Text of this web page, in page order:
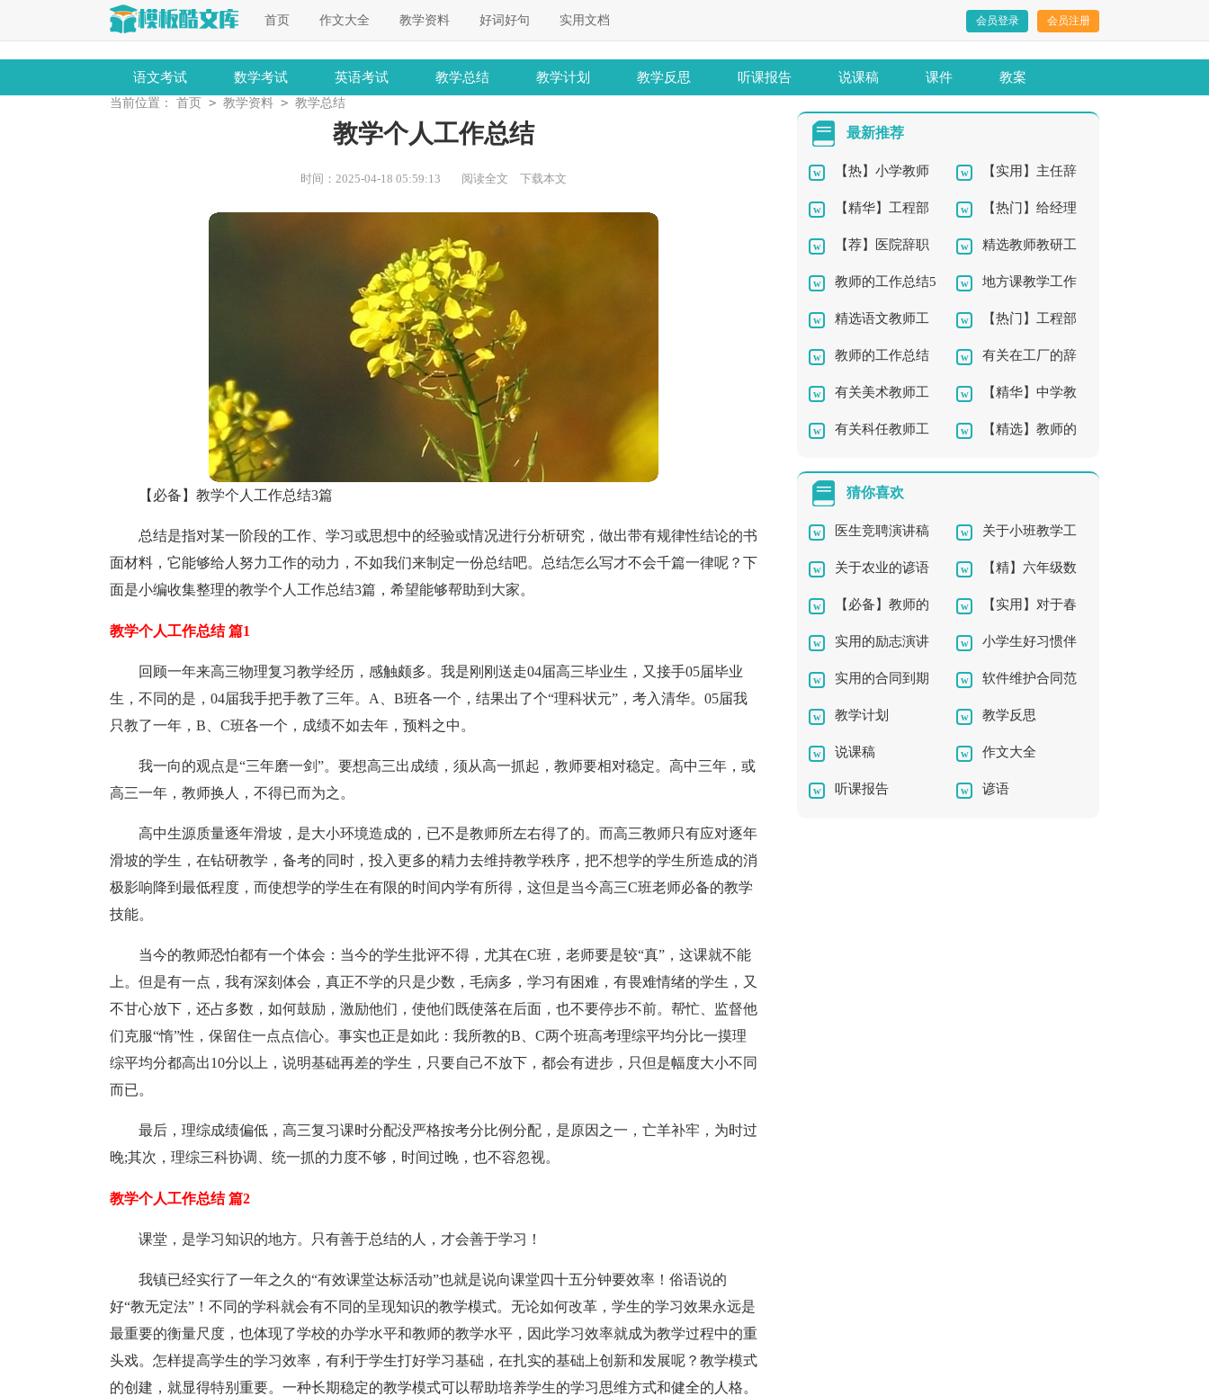
首页 作文大全 教学资料 好词好句 实用文档 会员登录 会员注册
语文考试 数学考试 英语考试 教学总结 教学计划 教学反思 听课报告 说课稿 课件 教案
当前位置： 首页 > 教学资料 > 教学总结
教学个人工作总结
时间：2025-04-18 05:59:13 阅读全文 下载本文
【必备】教学个人工作总结3篇
总结是指对某一阶段的工作、学习或思想中的经验或情况进行分析研究，做出带有规律性结论的书
面材料，它能够给人努力工作的动力，不如我们来制定一份总结吧。总结怎么写才不会千篇一律呢？下
面是小编收集整理的教学个人工作总结3篇，希望能够帮助到大家。
教学个人工作总结 篇1
回顾一年来高三物理复习教学经历，感触颇多。我是刚刚送走04届高三毕业生，又接手05届毕业
生，不同的是，04届我手把手教了三年。A、B班各一个，结果出了个“理科状元”，考入清华。05届我
只教了一年，B、C班各一个，成绩不如去年，预料之中。
我一向的观点是“三年磨一剑”。要想高三出成绩，须从高一抓起，教师要相对稳定。高中三年，或
高三一年，教师换人，不得已而为之。
高中生源质量逐年滑坡，是大小环境造成的，已不是教师所左右得了的。而高三教师只有应对逐年
滑坡的学生，在钻研教学，备考的同时，投入更多的精力去维持教学秩序，把不想学的学生所造成的消
极影响降到最低程度，而使想学的学生在有限的时间内学有所得，这但是当今高三C班老师必备的教学
技能。
当今的教师恐怕都有一个体会：当今的学生批评不得，尤其在C班，老师要是较“真”，这课就不能
上。但是有一点，我有深刻体会，真正不学的只是少数，毛病多，学习有困难，有畏难情绪的学生，又
不甘心放下，还占多数，如何鼓励，激励他们，使他们既使落在后面，也不要停步不前。帮忙、监督他
们克服“惰”性，保留住一点点信心。事实也正是如此：我所教的B、C两个班高考理综平均分比一摸理
综平均分都高出10分以上，说明基础再差的学生，只要自己不放下，都会有进步，只但是幅度大小不同
而已。
最后，理综成绩偏低，高三复习课时分配没严格按考分比例分配，是原因之一，亡羊补牢，为时过
晚;其次，理综三科协调、统一抓的力度不够，时间过晚，也不容忽视。
教学个人工作总结 篇2
课堂，是学习知识的地方。只有善于总结的人，才会善于学习！
我镇已经实行了一年之久的“有效课堂达标活动”也就是说向课堂四十五分钟要效率！俗语说的
好“教无定法”！不同的学科就会有不同的呈现知识的教学模式。无论如何改革，学生的学习效果永远是
最重要的衡量尺度，也体现了学校的办学水平和教师的教学水平，因此学习效率就成为教学过程中的重
头戏。怎样提高学生的学习效率，有利于学生打好学习基础，在扎实的基础上创新和发展呢？教学模式
的创建，就显得特别重要。一种长期稳定的教学模式可以帮助培养学生的学习思维方式和健全的人格。
最新推荐
【热】小学教师
辞职报告10篇
【实用】主任辞
职报告四篇
【精华】工程部
年终工作总结10篇
【热门】给经理
的辞职报告4篇
【荐】医院辞职
报告
精选教师教研工
作总结4篇
教师的工作总结5
篇
地方课教学工作
总结
精选语文教师工
作总结9篇
【热门】工程部
年终工作总结4篇
教师的工作总结
集锦10篇
有关在工厂的辞
职报告4篇
有关美术教师工
作总结四篇
【精华】中学教
师工作总结9篇
有关科任教师工 【精选】教师的
猜你喜欢
医生竞聘演讲稿
八篇
关于小班教学工
作计划范文锦集5篇
关于农业的谚语
汇编15篇
【精】六年级数
学教学工作总结
【必备】教师的
活动总结合集5篇
【实用】对于春
节的祝福语汇总八篇
实用的励志演讲
稿9篇
小学生好习惯伴
我成长演讲稿
实用的合同到期
员工辞职报告4篇
软件维护合同范
本
教学计划 教学反思
说课稿 作文大全
听课报告 谚语